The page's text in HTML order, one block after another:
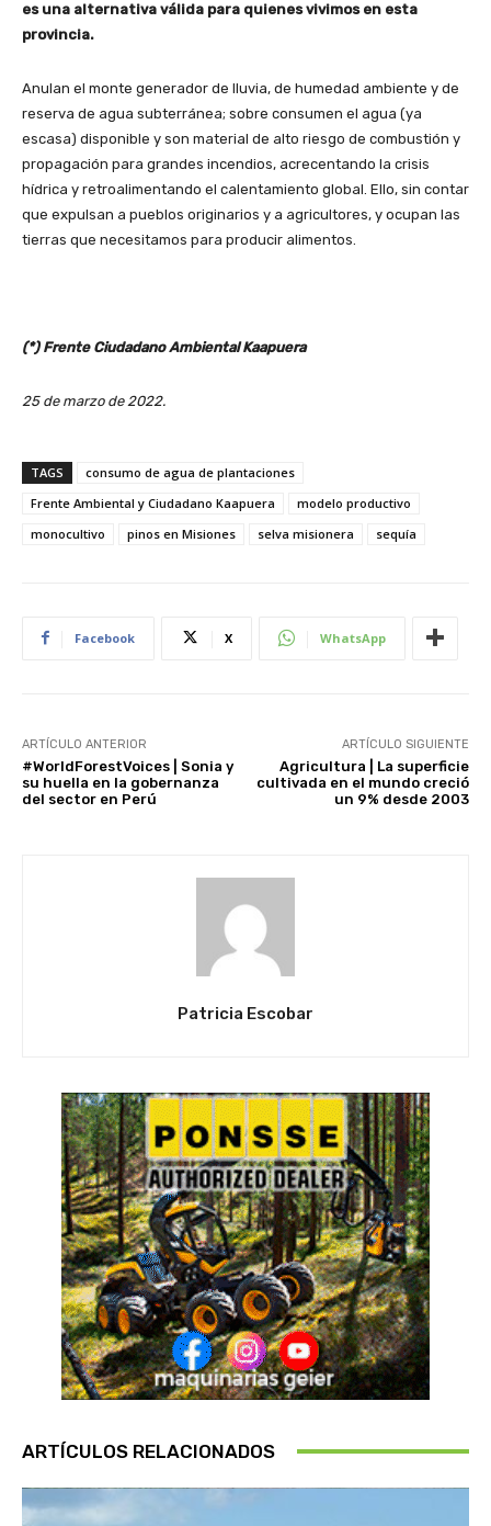
es una alternativa válida para quienes vivimos en esta
provincia.
Anulan el monte generador de lluvia, de humedad ambiente y de
reserva de agua subterránea; sobre consumen el agua (ya
escasa) disponible y son material de alto riesgo de combustión y
propagación para grandes incendios, acrecentando la crisis
hídrica y retroalimentando el calentamiento global. Ello, sin contar
que expulsan a pueblos originarios y a agricultores, y ocupan las
tierras que necesitamos para producir alimentos.
(*) Frente Ciudadano Ambiental Kaapuera
25 de marzo de 2022.
TAGS
consumo de agua de plantaciones
Frente Ambiental y Ciudadano Kaapuera
modelo productivo
monocultivo
pinos en Misiones selva misionera sequía
Facebook X WhatsApp
ARTÍCULO ANTERIOR
#WorldForestVoices | Sonia y
su huella en la gobernanza
del sector en Perú
ARTÍCULO SIGUIENTE
Agricultura | La superficie
cultivada en el mundo creció
un 9% desde 2003
Patricia Escobar
ARTÍCULOS RELACIONADOS